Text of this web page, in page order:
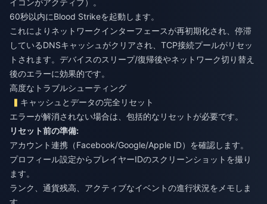
イコンがアクティブ）。
60秒以内にBlood Strikeを起動します。
これによりネットワークインターフェースが再初期化され、停滞
しているDNSキャッシュがクリアされ、TCP接続プールがリセッ
トされます。デバイスのスリープ/復帰後やネットワーク切り替え
後のエラーに効果的です。
高度なトラブルシューティング
キャッシュとデータの完全リセット
エラーが解消されない場合は、包括的なリセットが必要です。
リセット前の準備:
アカウント連携（Facebook/Google/Apple ID）を確認します。
プロフィール設定からプレイヤーIDのスクリーンショットを撮り
ます。
ランク、通貨残高、アクティブなイベントの進行状況をメモしま
す。